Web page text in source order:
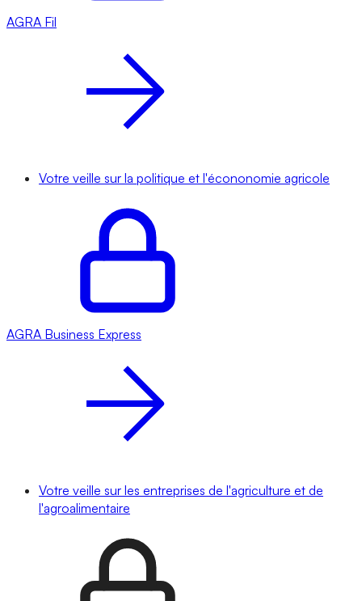
AGRA Fil
Votre veille sur la politique et l'écononomie agricole
AGRA Business Express
Votre veille sur les entreprises de l'agriculture et de
l'agroalimentaire